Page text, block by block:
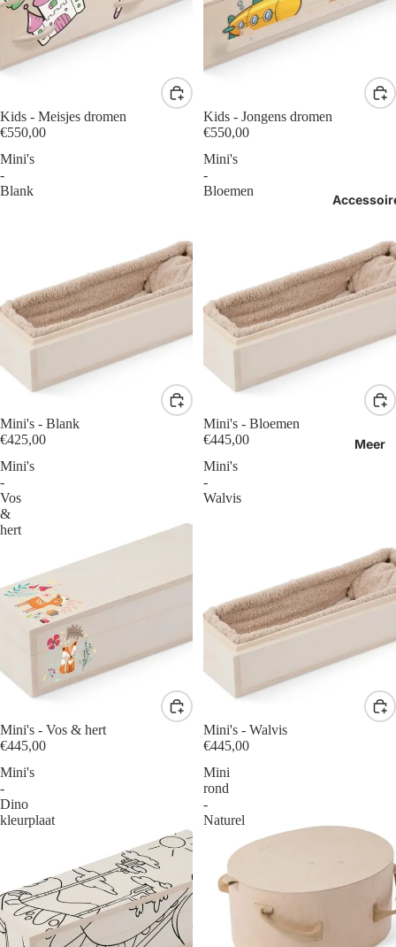
Meer
Kids - Meisjes dromen
€550,00
Kids - Jongens dromen
€550,00
Mini's
-
Blank
Mini's - Blank
€425,00
Mini's
-
Bloemen
Mini's - Bloemen
€445,00
Mini's
-
Vos
&
hert
Mini's - Vos & hert
€445,00
Mini's
-
Walvis
Mini's - Walvis
€445,00
Mini's
-
Dino
kleurplaat
Mini
rond
-
Naturel